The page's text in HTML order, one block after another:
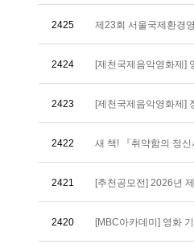
2425 제23회 서울국제환경
2424 [제천국제음악영화제]
2423 [제천국제음악영화제]
2422 새 책! 『취약함의 정
2421 [추천공모전] 2026년
2420 [MBC아카데미] 영화